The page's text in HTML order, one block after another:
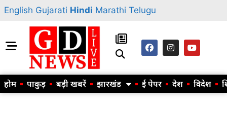
English Gujarati Hindi Marathi Telugu
होम पाकुड़ बड़ी खबरें झारखंड ई पेपर देश विदेश